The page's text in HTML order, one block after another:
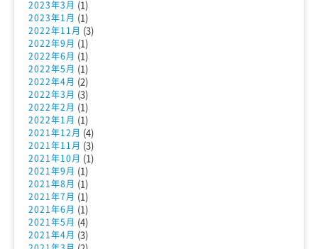
2023年3月 (1)
2023年1月 (1)
2022年11月 (3)
2022年9月 (1)
2022年6月 (1)
2022年5月 (1)
2022年4月 (2)
2022年3月 (3)
2022年2月 (1)
2022年1月 (1)
2021年12月 (4)
2021年11月 (3)
2021年10月 (1)
2021年9月 (1)
2021年8月 (1)
2021年7月 (1)
2021年6月 (1)
2021年5月 (4)
2021年4月 (3)